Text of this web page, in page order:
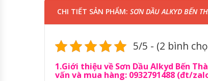
CHI TIẾT SẢN PHẨM: SƠN DẦU ALKYD BẾN
5/5 - (2 bình
1.Giới thiệu về Sơn Dầu Alkyd Bến
vấn và mua hàng: 0932791488 (đt/